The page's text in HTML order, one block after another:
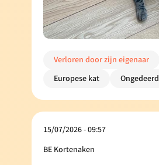
Verloren door zijn eigenaar
Europese kat
Ongedeerd
15/07/2026 - 09:57
BE Kortenaken